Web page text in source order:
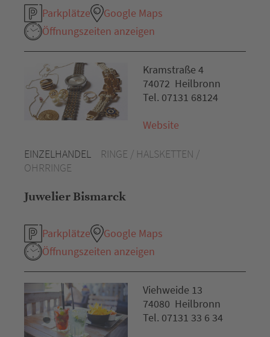
Parkplätze
Google Maps
Öffnungszeiten anzeigen
EINZELHANDEL
RINGE / HALSKETTEN /
OHRRINGE
Juwelier Bismarck
Parkplätze
Google Maps
Öffnungszeiten anzeigen
Kramstraße 4
74072 Heilbronn
Tel. 07131 68124
Website
Viehweide 13
74080 Heilbronn
Tel. 07131 33 6 34